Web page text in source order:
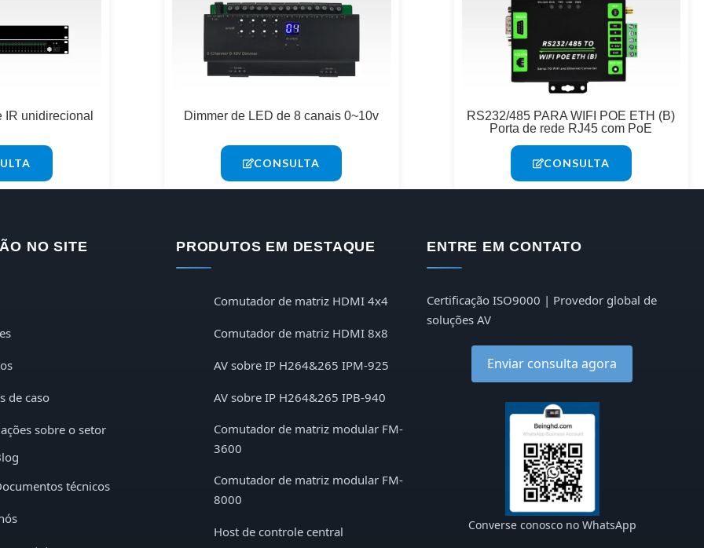
unidirecional Dimmer de LED de 8 canais 0~10v
CONSULTA
RS232/485 PARA WIFI POE ETH (B)
Porta de rede RJ45 com PoE
CONSULTA
NO SITE
de caso
sobre o setor
técnicos
PRODUTOS EM DESTAQUE
Comutador de matriz HDMI 4x4
Comutador de matriz HDMI 8x8
AV sobre IP H264&265 IPM-925
AV sobre IP H264&265 IPB-940
Comutador de matriz modular FM-
3600
Comutador de matriz modular FM-
8000
Host de controle central
ENTRE EM CONTATO
Certificação ISO9000 | Provedor global de
soluções AV
Enviar consulta agora
Converse conosco no WhatsApp